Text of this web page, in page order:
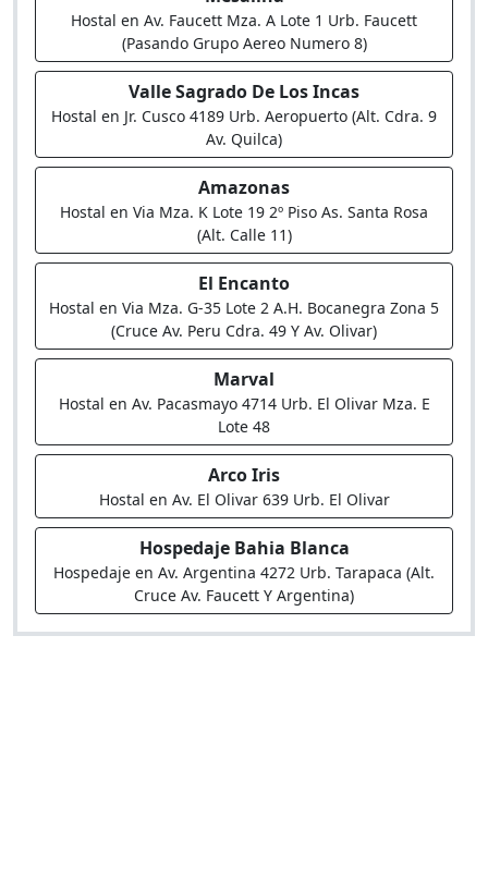
Hostal en Av. Faucett Mza. A Lote 1 Urb. Faucett
(Pasando Grupo Aereo Numero 8)
Valle Sagrado De Los Incas
Hostal en Jr. Cusco 4189 Urb. Aeropuerto (Alt. Cdra. 9
Av. Quilca)
Amazonas
Hostal en Via Mza. K Lote 19 2º Piso As. Santa Rosa
(Alt. Calle 11)
El Encanto
Hostal en Via Mza. G-35 Lote 2 A.H. Bocanegra Zona 5
(Cruce Av. Peru Cdra. 49 Y Av. Olivar)
Marval
Hostal en Av. Pacasmayo 4714 Urb. El Olivar Mza. E
Lote 48
Arco Iris
Hostal en Av. El Olivar 639 Urb. El Olivar
Hospedaje Bahia Blanca
Hospedaje en Av. Argentina 4272 Urb. Tarapaca (Alt.
Cruce Av. Faucett Y Argentina)